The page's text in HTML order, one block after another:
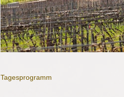
Tagesprogramm